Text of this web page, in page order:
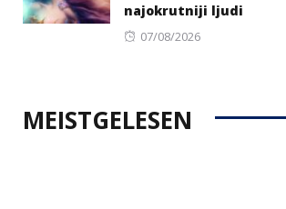
najokrutniji ljudi
Posted
07/08/2026
MEISTGELESEN